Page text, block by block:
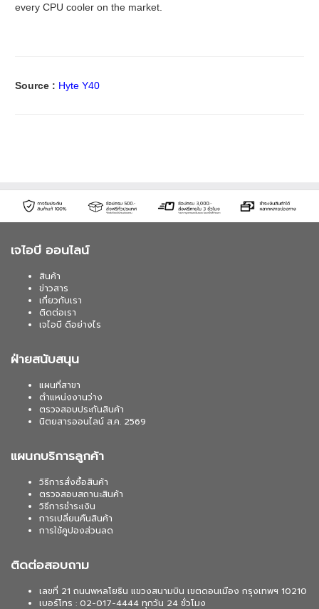
every CPU cooler on the market.
Source : Hyte Y40
เจไอบี ออนไลน์
สินค้า
ข่าวสาร
เกี่ยวกับเรา
ติดต่อเรา
เจไอบี ดีอย่างไร
ฝ่ายสนับสนุน
แผนที่สาขา
ตำแหน่งงานว่าง
ตรวจสอบประกันสินค้า
นิตยสารออนไลน์ ส.ค. 2569
แผนกบริการลูกค้า
วิธีการสั่งซื้อสินค้า
ตรวจสอบสถานะสินค้า
วิธีการชำระเงิน
การเปลี่ยนคืนสินค้า
การใช้คูปองส่วนลด
ติดต่อสอบถาม
เลขที่ 21 ถนนพหลโยธิน แขวงสนามบิน เขตดอนเมือง กรุงเทพฯ 10210
เบอร์โทร : 02-017-4444 ทุกวัน 24 ชั่วโมง